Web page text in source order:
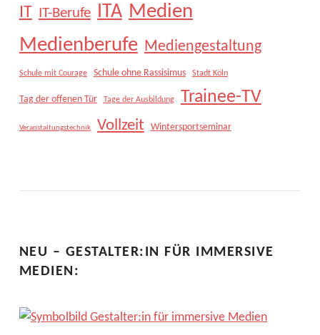
IT IT-Berufe ITA Medien
Medienberufe Mediengestaltung
Schule mit Courage Schule ohne Rassisimus Stadt Köln
Tag der offenen Tür Tage der Ausbildung Trainee-TV
Veranstaltungstechnik Vollzeit Wintersportseminar
NEU – GESTALTER:IN FÜR IMMERSIVE
MEDIEN: